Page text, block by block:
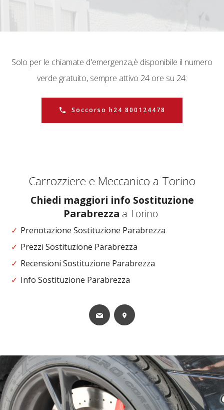
Solo per le chiamate d'emergenza,è disponibile il numero
verde gratuito, sempre attivo 24 ore su 24:
Soccorso h24 800124478
Carrozziere e Meccanico a Torino
Chiedi maggiori info Sostituzione
Parabrezza a Torino
Prenotazione Sostituzione Parabrezza
Prezzi Sostituzione Parabrezza
Recensioni Sostituzione Parabrezza
Info Sostituzione Parabrezza